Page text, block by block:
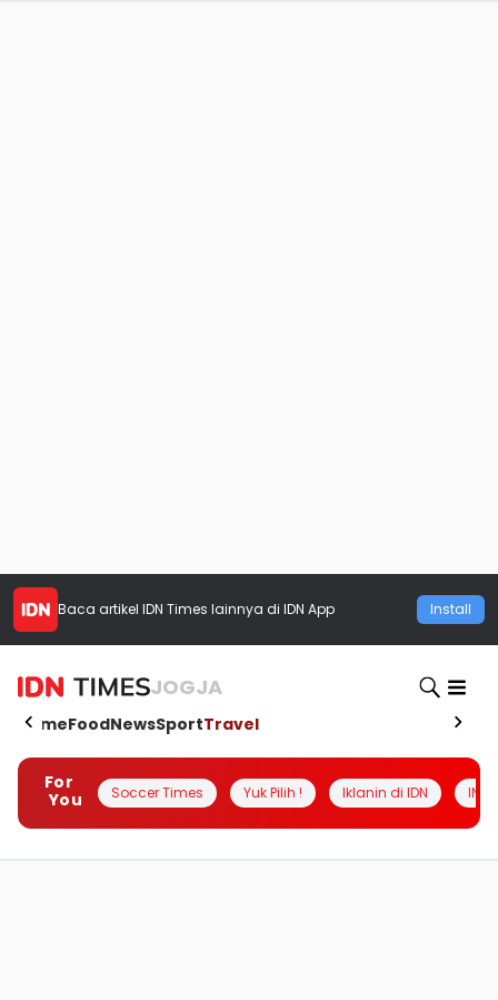
Baca artikel IDN Times lainnya di IDN App Install
JOGJA
HomeFoodNewsSportTravel
For
You
Soccer Times Yuk Pilih ! Iklanin di IDN